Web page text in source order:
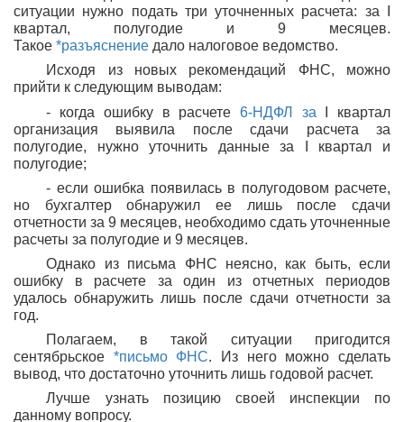
ситуации нужно подать три уточненных расчета: за I
квартал, полугодие и 9 месяцев.
Такое *разъяснение дало налоговое ведомство.
Исходя из новых рекомендаций ФНС, можно
прийти к следующим выводам:
- когда ошибку в расчете 6-НДФЛ за I квартал
организация выявила после сдачи расчета за
полугодие, нужно уточнить данные за I квартал и
полугодие;
- если ошибка появилась в полугодовом расчете,
но бухгалтер обнаружил ее лишь после сдачи
отчетности за 9 месяцев, необходимо сдать уточненные
расчеты за полугодие и 9 месяцев.
Однако из письма ФНС неясно, как быть, если
ошибку в расчете за один из отчетных периодов
удалось обнаружить лишь после сдачи отчетности за
год.
Полагаем, в такой ситуации пригодится
сентябрьское *письмо ФНС. Из него можно сделать
вывод, что достаточно уточнить лишь годовой расчет.
Лучше узнать позицию своей инспекции по
данному вопросу.